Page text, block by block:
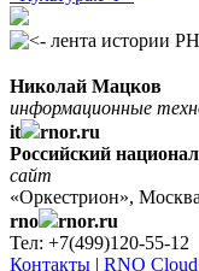
Николай Мацков
информационные
it
rnor.ru
Российский
сайт
«Оркестрион»,
rno
rnor.ru
Тел: +7(499)120-55-12
Контакты | RNO Cloud